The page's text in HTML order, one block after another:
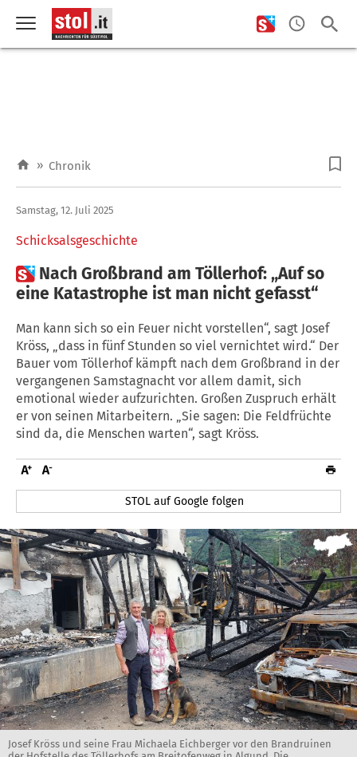
» Chronik
Schicksalsgeschichte
Samstag, 12. Juli 2025
 Nach Großbrand am Töllerhof: „Auf so
eine Katastrophe ist man nicht gefasst“
Man kann sich so ein Feuer nicht vorstellen“, sagt Josef
Kröss, „dass in fünf Stunden so viel vernichtet wird.“ Der
Bauer vom Töllerhof kämpft nach dem Großbrand in der
vergangenen Samstagnacht vor allem damit, sich
emotional wieder aufzurichten. Großen Zuspruch erhält
er von seinen Mitarbeitern. „Sie sagen: Die Feldfrüchte
sind da, die Menschen warten“, sagt Kröss.
STOL auf Google folgen
Josef Kröss und seine Frau Michaela Eichberger vor den Brandruinen